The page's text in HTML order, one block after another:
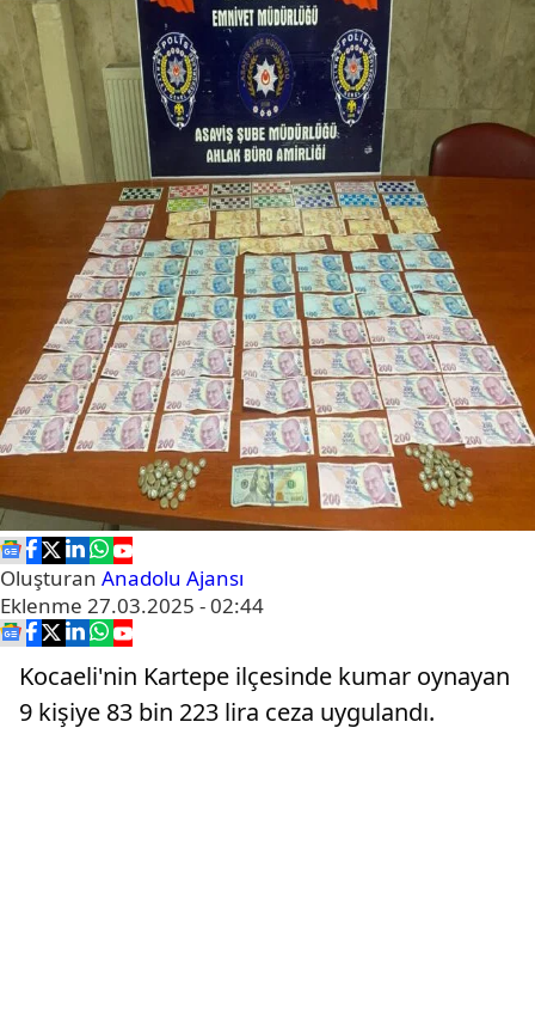
Oluşturan Anadolu Ajansı
Eklenme 27.03.2025 - 02:44
Kocaeli'nin Kartepe ilçesinde kumar oynayan
9 kişiye 83 bin 223 lira ceza uygulandı.